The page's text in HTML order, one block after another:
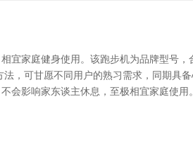
宜家庭健身使用。该跑步机为品牌型号
，可甘愿不同用户的熟习需求，同期具
会影响家东谈主休息，至极相宜家庭使